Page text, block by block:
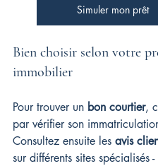
Simuler mon prêt
Bien choisir selon votre
immobilier
Pour trouver un bon courtier,
par vérifier son
Consultez ensuite les avis
sur différents sites spécialisés -